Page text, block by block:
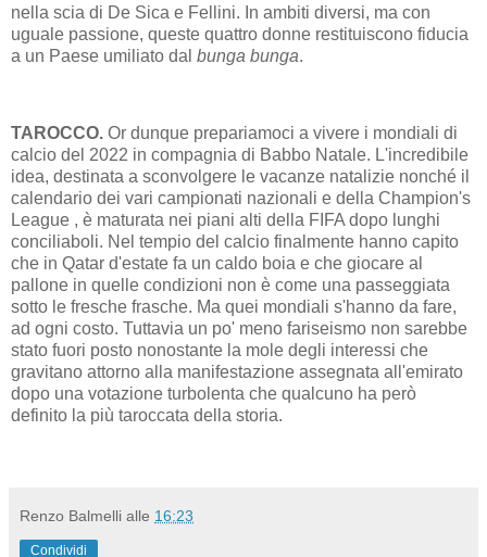
nella scia di De Sica e Fellini. In ambiti diversi, ma con
uguale passione, queste quattro donne restituiscono fiducia
a un Paese umiliato dal bunga bunga.
TAROCCO. Or dunque prepariamoci a vivere i mondiali di
calcio del 2022 in compagnia di Babbo Natale. L'incredibile
idea, destinata a sconvolgere le vacanze natalizie nonché il
calendario dei vari campionati nazionali e della Champion's
League , è maturata nei piani alti della FIFA dopo lunghi
conciliaboli. Nel tempio del calcio finalmente hanno capito
che in Qatar d'estate fa un caldo boia e che giocare al
pallone in quelle condizioni non è come una passeggiata
sotto le fresche frasche. Ma quei mondiali s'hanno da fare,
ad ogni costo. Tuttavia un po' meno fariseismo non sarebbe
stato fuori posto nonostante la mole degli interessi che
gravitano attorno alla manifestazione assegnata all'emirato
dopo una votazione turbolenta che qualcuno ha però
definito la più taroccata della storia.
Renzo Balmelli alle 16:23
Condividi